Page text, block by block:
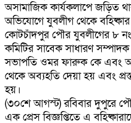
অসামাজিক কার্যকলাপে জড়িত
অভিযোগে যুবলীগ থেকে
কোটচাঁদপুর পৌর যুবলীগের ৮ নং
কমিটির সাবেক সাধারণ সম্পাদক
সভাপতি ওমর ফারুক কে এবং
থেকে অব্যহতি দেয়া হয় এবং
হয়।
(৩০শে আগস্ট) রবিবার দুপুরে
এক প্রেস বিজ্ঞপ্তিতে এ